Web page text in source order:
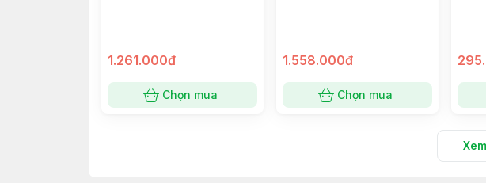
1.261.000đ
Chọn mua
1.558.000đ
Chọn mua